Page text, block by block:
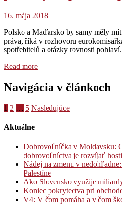
16. mája 2018
Polsko a Maďarsko by samy měly
práva, říká v rozhovoru
spotřebitelů a otázky rovnosti pohlaví.
Read more
Navigácia v článkoch
1 2 … 5 Nasledujúce
Aktuálne
Dobrovoľníčka v Moldavsku:
dobrovoľníctva je rozvíjať
Nádej na zmenu v
Palestíne
Ako Slovensko využije
Koniec pokrytectva pri
V4: V čom pomáha a v čom